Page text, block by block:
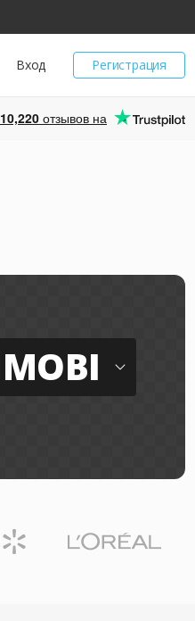
Регистрация
Вход
10,220 отзывов на
MOBI